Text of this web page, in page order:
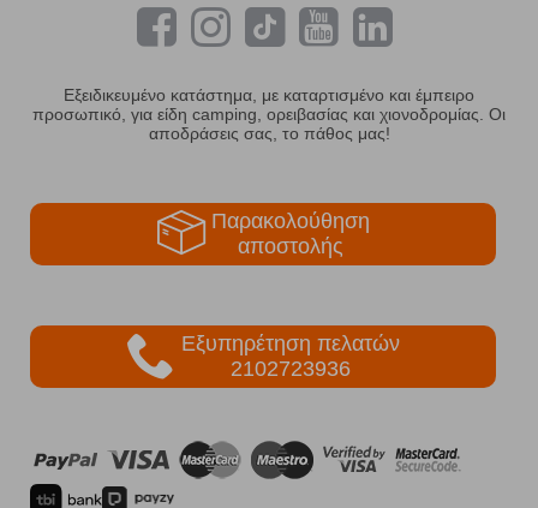
Εξειδικευμένο κατάστημα, με καταρτισμένο και έμπειρο
προσωπικό, για είδη camping, ορειβασίας και χιονοδρομίας. Οι
αποδράσεις σας, το πάθος μας!
Παρακολούθηση
αποστολής
Εξυπηρέτηση πελατών
2102723936